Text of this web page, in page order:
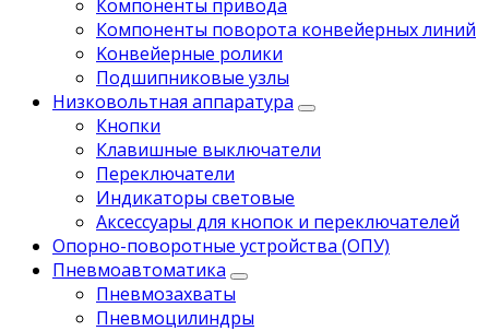
Компоненты привода
Компоненты поворота конвейерных линий
Koнвейерныe pолики
Подшипниковые узлы
Низковольтная аппаратура
Кнопки
Клавишные выключатели
Переключатели
Индикаторы световые
Аксессуары для кнопок и переключателей
Опорно-поворотные устройства (ОПУ)
Пневмоавтоматика
Пневмозахваты
Пневмоцилиндры